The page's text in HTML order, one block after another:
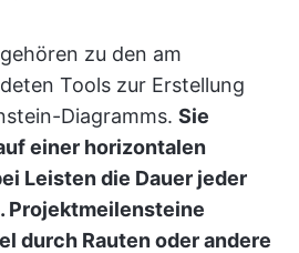
gehören zu den am
Tools zur Erstellung
Diagramms. Sie
einer horizontalen
Leisten die Dauer jeder
Projektmeilensteine
durch Rauten oder andere